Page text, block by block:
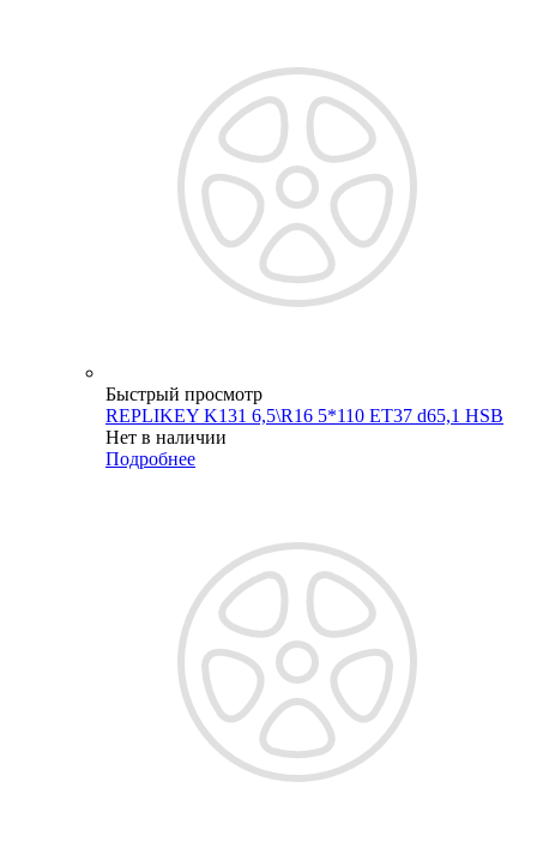
Быстрый просмотр
REPLIKEY K131 6,5\R16 5*110 ET37 d65,1 HSB
Нет в наличии
Подробнее